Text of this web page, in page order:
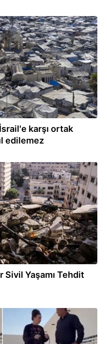
karşı ortak
edilemez
Sivil Yaşamı Tehdit